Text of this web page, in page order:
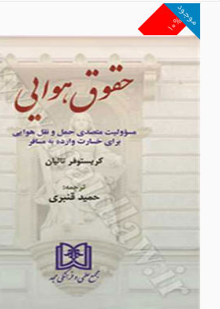
۱۰%
موجود